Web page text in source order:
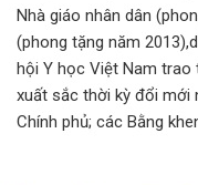
Nhà giáo nhân dân
(phong tặng năm
hội Y học Việt Nam trao
xuất sắc thời kỳ đổi mới
Chính phủ; các Bằng